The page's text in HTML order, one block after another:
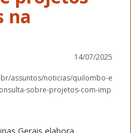
na
14/07/2025
assuntos/noticias/quilombo-e
sobre-projetos-com-imp